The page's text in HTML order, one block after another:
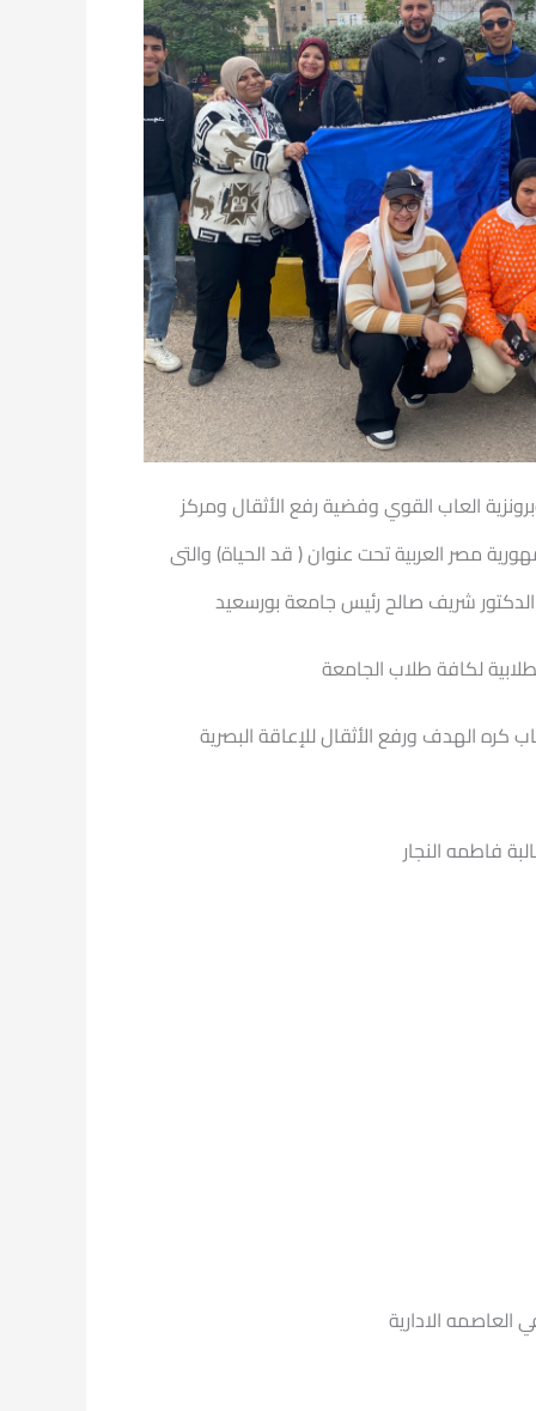
العاب القوي وفضية رفع الأثقال ومركز
مصر العربية تحت عنوان ( قد الحياة) والتى
الدكتور شريف صالح رئيس جامعة بورسعيد
لكافة طلاب الجامعة
الهدف ورفع الأثقال للإعاقة البصرية
فاطمه النجار
الادارية